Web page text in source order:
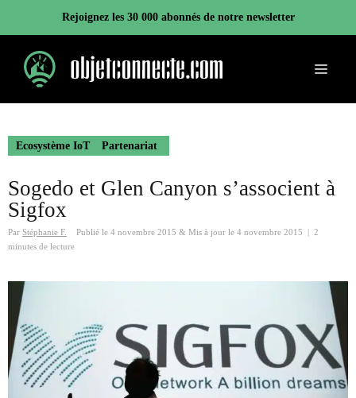
contenu
Rejoignez les 30 000 abonnés de notre newsletter
Menu
Ecosystème IoT Partenariat
Sogedo et Glen Canyon s’associent à
Sigfox
Par Stéphanie F. Publié le 4 novembre 2015 & Mis à jour le 4 novembre 2015
2
minutes de lecture